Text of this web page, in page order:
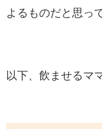
よるものだと思っ
以下、飲ませるマ